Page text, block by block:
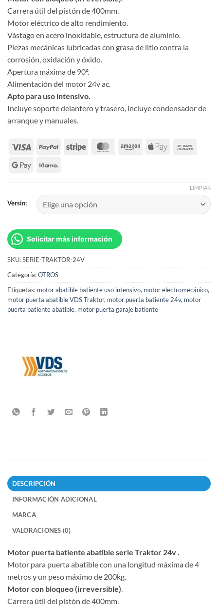
Carrera útil del pistón de 400mm.
Motor eléctrico de alto rendimiento.
Vástago en acero inoxidable, estructura de aluminio.
Piezas mecánicas lubricadas con grasa de litio contra la
corrosión, oxidación y óxido.
Apertura máxima de 90º.
Alimentación del motor 24v ac.
Apto para uso intensivo.
Incluye soporte delantero y trasero, incluye condensador de
arranque y manuales.
Versin:
LIMPIAR
Solicitar más información
SKU:SERIE-TRAKTOR-24V
Categoría:OTROS
Etiquetas: motor abatible batiente uso intensivo, motor electromecánico,
motor puerta abatible VDS Traktor, motor puerta batiente 24v, motor
puerta batiente abatible, motor puerta garaje batiente
DESCRIPCIÓN
INFORMACIÓN ADICIONAL
MARCA
VALORACIONES (0)
Motor puerta batiente abatible serie Traktor 24v .
Motor para puerta abatible con una longitud máxima de 4
metros y un peso máximo de 200kg.
Motor con bloqueo (irreversible)
Carrera útil del pistón de 400mm.